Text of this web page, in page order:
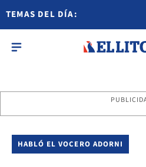
TEMAS DEL DÍA:
HABLÓ EL VOCERO ADORNI